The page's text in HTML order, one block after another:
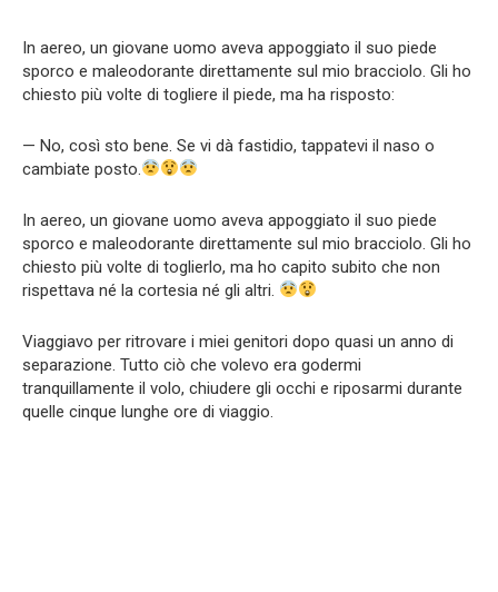
In aereo, un giovane uomo aveva appoggiato il suo piede
sporco e maleodorante direttamente sul mio bracciolo. Gli ho
chiesto più volte di togliere il piede, ma ha risposto:
— No, così sto bene. Se vi dà fastidio, tappatevi il naso o
cambiate posto.
In aereo, un giovane uomo aveva appoggiato il suo piede
sporco e maleodorante direttamente sul mio bracciolo. Gli ho
chiesto più volte di toglierlo, ma ho capito subito che non
rispettava né la cortesia né gli altri.
Viaggiavo per ritrovare i miei genitori dopo quasi un anno di
separazione. Tutto ciò che volevo era godermi
tranquillamente il volo, chiudere gli occhi e riposarmi durante
quelle cinque lunghe ore di viaggio.